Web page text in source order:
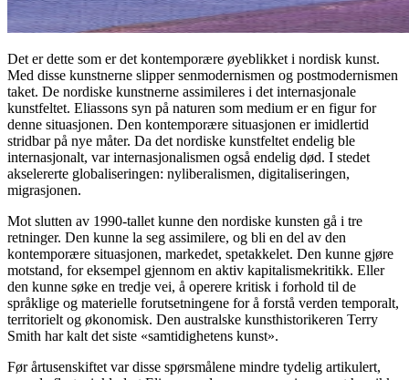
Det er dette som er det kontemporære øyeblikket i nordisk kunst.
Med disse kunstnerne slipper senmodernismen og postmodernismen
taket. De nordiske kunstnerne assimileres i det internasjonale
kunstfeltet. Eliassons syn på naturen som medium er en figur for
denne situasjonen. Den kontemporære situasjonen er imidlertid
stridbar på nye måter. Da det nordiske kunstfeltet endelig ble
internasjonalt, var internasjonalismen også endelig død. I stedet
akselererte globaliseringen: nyliberalismen, digitaliseringen,
migrasjonen.
Mot slutten av 1990-tallet kunne den nordiske kunsten gå i tre
retninger. Den kunne la seg assimilere, og bli en del av den
kontemporære situasjonen, markedet, spetakkelet. Den kunne gjøre
motstand, for eksempel gjennom en aktiv kapitalismekritikk. Eller
den kunne søke en tredje vei, å operere kritisk i forhold til de
språklige og materielle forutsetningene for å forstå verden temporalt,
territorielt og økonomisk. Den australske kunsthistorikeren Terry
Smith har kalt det siste «samtidighetens kunst».
Før årtusenskiftet var disse spørsmålene mindre tydelig artikulert,